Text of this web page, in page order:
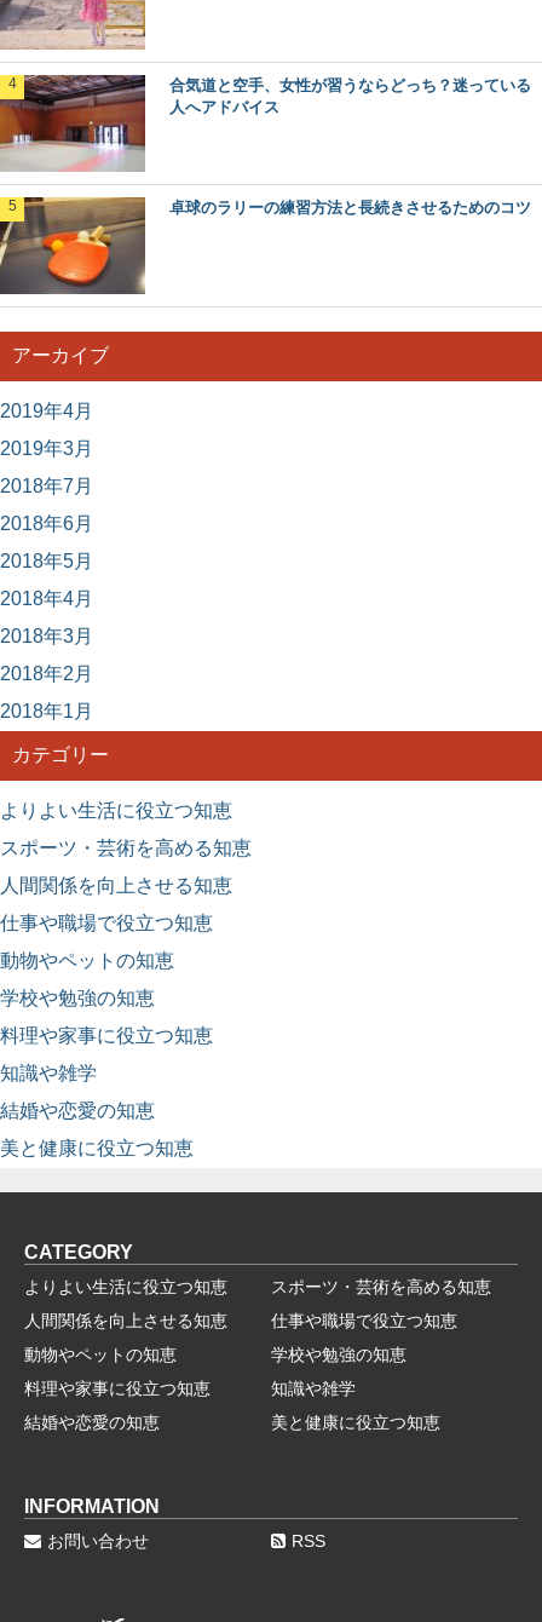
合気道と空手、女性が習うならどっち？迷っている
人へアドバイス
卓球のラリーの練習方法と長続きさせるためのコツ
アーカイブ
2019年4月
2019年3月
2018年7月
2018年6月
2018年5月
2018年4月
2018年3月
2018年2月
2018年1月
カテゴリー
よりよい生活に役立つ知恵
スポーツ・芸術を高める知恵
人間関係を向上させる知恵
仕事や職場で役立つ知恵
動物やペットの知恵
学校や勉強の知恵
料理や家事に役立つ知恵
知識や雑学
結婚や恋愛の知恵
美と健康に役立つ知恵
CATEGORY
よりよい生活に役立つ知恵
スポーツ・芸術を高める知恵
人間関係を向上させる知恵
仕事や職場で役立つ知恵
動物やペットの知恵
学校や勉強の知恵
料理や家事に役立つ知恵
知識や雑学
結婚や恋愛の知恵
美と健康に役立つ知恵
INFORMATION
お問い合わせ RSS